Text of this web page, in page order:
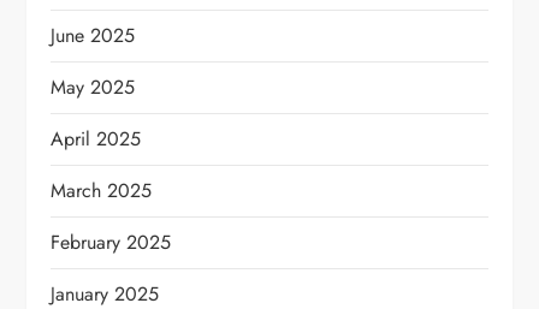
June 2025
May 2025
April 2025
March 2025
February 2025
January 2025